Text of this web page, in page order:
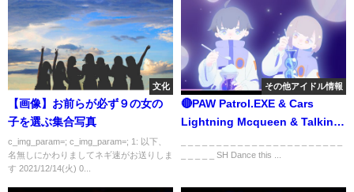
文化
【画像】お前らが必ず９の女の
子を選ぶ集合写真
c_img_param=; c_img_param=; 1: 以下、
名無しにかわりましてネギ速がお送りしま
す 2021/12/14(火) 0...
その他アイドル情報
🔴PAW Patrol.EXE & Cars
Lightning Mcqueen & Talking
Dance Song (Cover)
_ _ _ _ _ SH Dance this ...